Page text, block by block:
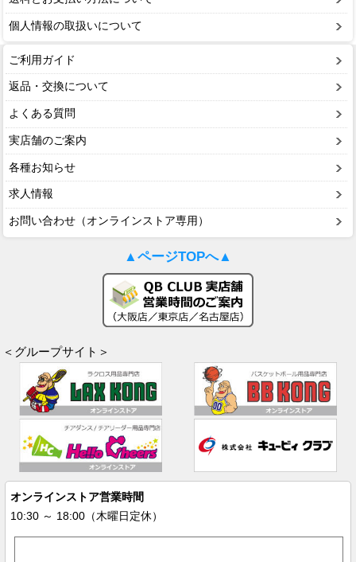
個人情報の取扱いについて
ご利用ガイド
返品・交換について
よくある質問
実店舗のご案内
各種お知らせ
求人情報
お問い合わせ（オンラインストア専用）
▲ページTOPへ▲
＜グループサイト＞
オンラインストア営業時間
10:30 ～ 18:00（木曜日定休）